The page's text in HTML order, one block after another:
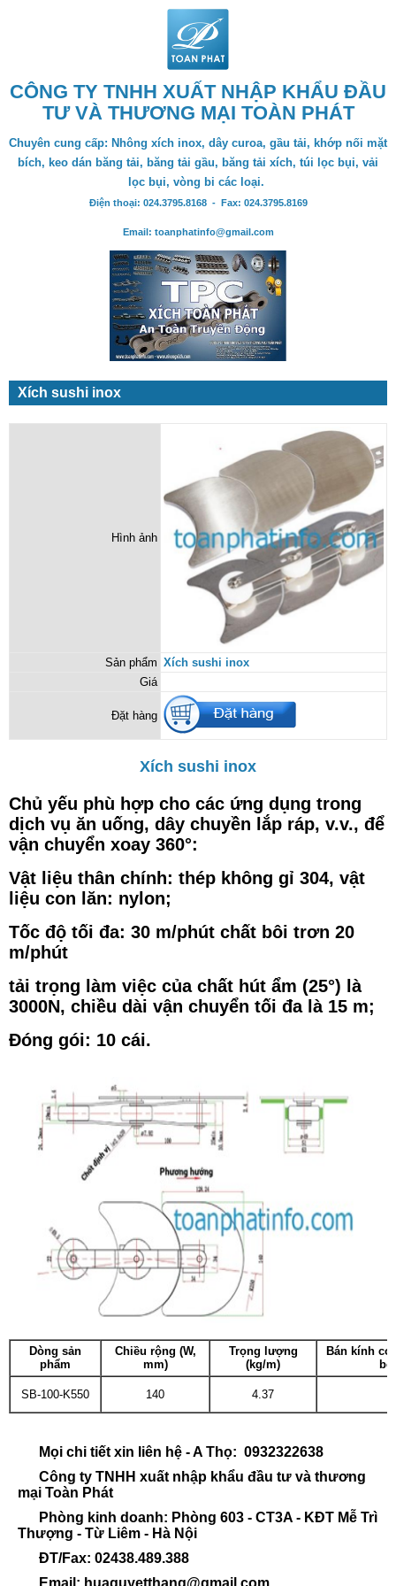
CÔNG TY TNHH XUẤT NHẬP KHẨU ĐẦU
TƯ VÀ THƯƠNG MẠI TOÀN PHÁT
Chuyên cung cấp: Nhông xích inox, dây curoa, gầu tải, khớp nối mặt
bích, keo dán băng tải, băng tải gầu, băng tải xích, túi lọc bụi, vải
lọc bụi, vòng bi các loại.
Điện thoại: 024.3795.8168 - Fax: 024.3795.8169
Email: toanphatinfo@gmail.com
Xích sushi inox
Hình ảnh
Sản phẩm Xích sushi inox
Giá
Đặt hàng
Xích sushi inox
Chủ yếu phù hợp cho các ứng dụng trong
dịch vụ ăn uống, dây chuyền lắp ráp, v.v., để
vận chuyển xoay 360°:
Vật liệu thân chính: thép không gỉ 304, vật
liệu con lăn: nylon;
Tốc độ tối đa: 30 m/phút chất bôi trơn 20
m/phút
tải trọng làm việc của chất hút ẩm (25°) là
3000N, chiều dài vận chuyển tối đa là 15 m;
Đóng gói: 10 cái.
Dòng sản
phẩm
Chiều rộng (W,
mm)
Trọng lượng
(kg/m)
Bán kính
SB-100-K550 140 4.37
Mọi chi tiết xin liên hệ - A Thọ: 0932322638
Công ty TNHH xuất nhập khẩu đầu tư và thương
mại Toàn Phát
Phòng kinh doanh: Phòng 603 - CT3A - KĐT Mễ Trì
Thượng - Từ Liêm - Hà Nội
ĐT/Fax: 02438.489.388